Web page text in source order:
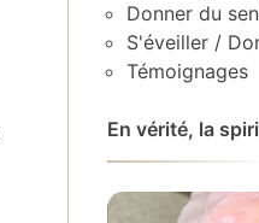
Donner du
S'éveiller /
Témoignages
En vérité, la